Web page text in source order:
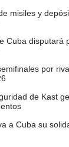
misiles y
Cuba disputará
por
de Kast
a Cuba su